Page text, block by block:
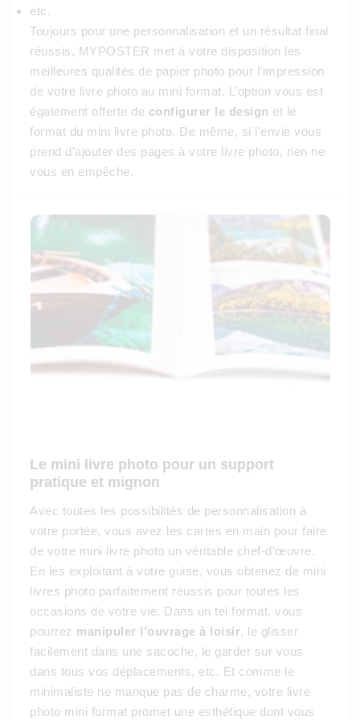
etc.
Toujours pour une personnalisation et un résultat final
réussis, MYPOSTER met à votre disposition les
meilleures qualités de papier photo pour l’impression
de votre livre photo au mini format. L’option vous est
également offerte de configurer le design et le
format du mini livre photo. De même, si l’envie vous
prend d’ajouter des pages à votre livre photo, rien ne
vous en empêche.
Le mini livre photo pour un support
pratique et mignon
Avec toutes les possibilités de personnalisation à
votre portée, vous avez les cartes en main pour faire
de votre mini livre photo un véritable chef-d’œuvre.
En les exploitant à votre guise, vous obtenez de mini
livres photo parfaitement réussis pour toutes les
occasions de votre vie. Dans un tel format, vous
pourrez manipuler l’ouvrage à loisir, le glisser
facilement dans une sacoche, le garder sur vous
dans tous vos déplacements, etc. Et comme le
minimaliste ne manque pas de charme, votre livre
photo mini format promet une esthétique dont vous